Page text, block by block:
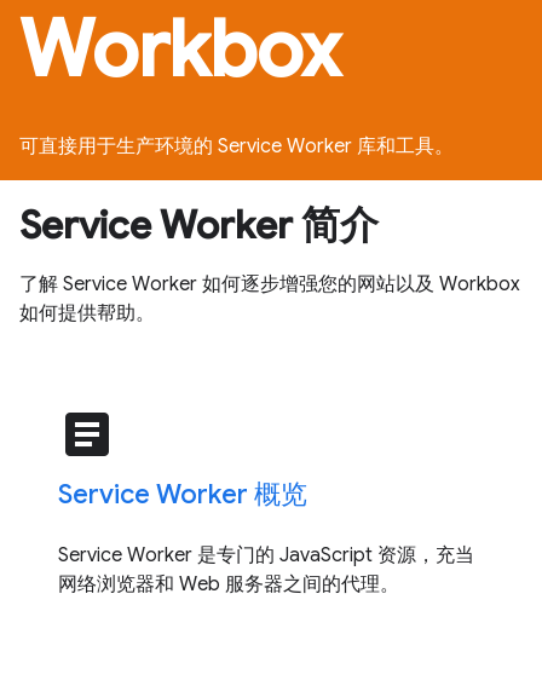
Workbox
可直接用于生产环境的 Service Worker 库和工具。
Service Worker 简介
了解 Service Worker 如何逐步增强您的网站以及 Workbox
如何提供帮助。
article
Service Worker 概览
Service Worker 是专门的 JavaScript 资源，充当
网络浏览器和 Web 服务器之间的代理。